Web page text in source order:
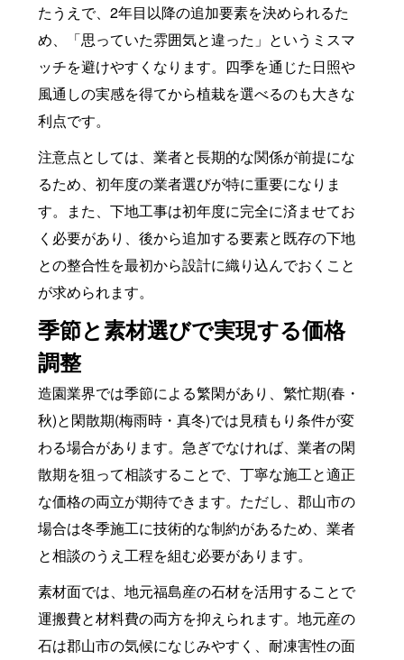
たうえで、2年目以降の追加要素を決められるた
め、「思っていた雰囲気と違った」というミスマ
ッチを避けやすくなります。四季を通じた日照や
風通しの実感を得てから植栽を選べるのも大きな
利点です。
注意点としては、業者と長期的な関係が前提にな
るため、初年度の業者選びが特に重要になりま
す。また、下地工事は初年度に完全に済ませてお
く必要があり、後から追加する要素と既存の下地
との整合性を最初から設計に織り込んでおくこと
が求められます。
季節と素材選びで実現する価格
調整
造園業界では季節による繁閑があり、繁忙期(春・
秋)と閑散期(梅雨時・真冬)では見積もり条件が変
わる場合があります。急ぎでなければ、業者の閑
散期を狙って相談することで、丁寧な施工と適正
な価格の両立が期待できます。ただし、郡山市の
場合は冬季施工に技術的な制約があるため、業者
と相談のうえ工程を組む必要があります。
素材面では、地元福島産の石材を活用することで
運搬費と材料費の両方を抑えられます。地元産の
石は郡山市の気候になじみやすく、耐凍害性の面